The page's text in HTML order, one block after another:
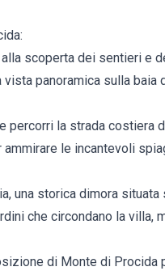
scoperta dei sentieri e
panoramica sulla baia
percorri la strada costiera
le incantevoli
una storica dimora
che circondano la villa,
di Monte di Procida